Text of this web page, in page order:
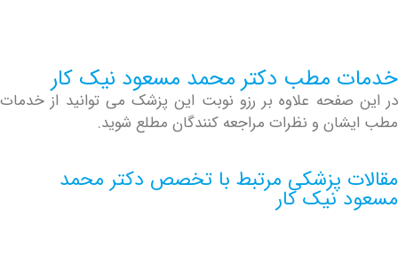
مطب دکتر محمد مسعود نیک کار
علاوه بر رزو نوبت این پزشک می توانید از خدمات
و نظرات مراجعه کنندگان مطلع شوید.
پزشکی مرتبط با تخصص دکتر محمد
نیک کار